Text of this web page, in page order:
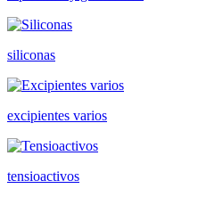
siliconas
excipientes varios
tensioactivos